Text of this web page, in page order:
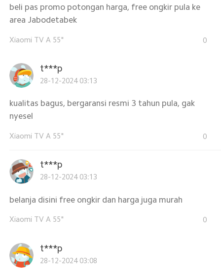
beli pas promo potongan harga, free ongkir pula ke
area Jabodetabek
Xiaomi TV A 55" 0
t***p
28-12-2024 03:13
kualitas bagus, bergaransi resmi 3 tahun pula, gak
nyesel
Xiaomi TV A 55" 0
t***p
28-12-2024 03:13
belanja disini free ongkir dan harga juga murah
Xiaomi TV A 55" 0
t***p
28-12-2024 03:08